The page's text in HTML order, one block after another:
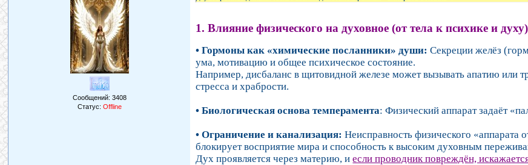
Сообщений: 3408
Статус: Offline
1. Влияние физического на духовное (от тела к психике и духу)
• Гормоны как «химические посланники» души: Секреции желёз
ума, мотивацию и общее психическое состояние.
Например, дисбаланс в щитовидной железе может вызывать апатию или
стресса и храбрости.
• Биологическая основа темперамента: Физический аппарат задаёт
• Ограничение и канализация: Неисправность физического «аппарата
блокирует восприятие мира и способность к высоким духовным
Дух проявляется через материю, иесли проводник повреждён,